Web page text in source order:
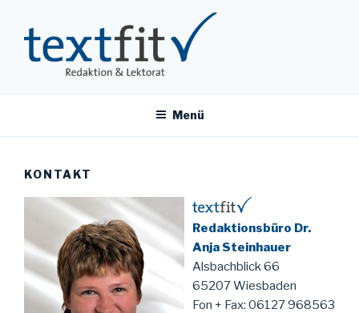
Inhalt
springen
TEXTFIT
Menü
KONTAKT
Redaktionsbüro Dr.
Anja Steinhauer
Alsbachblick 66
65207 Wiesbaden
Fon + Fax: 06127 968563